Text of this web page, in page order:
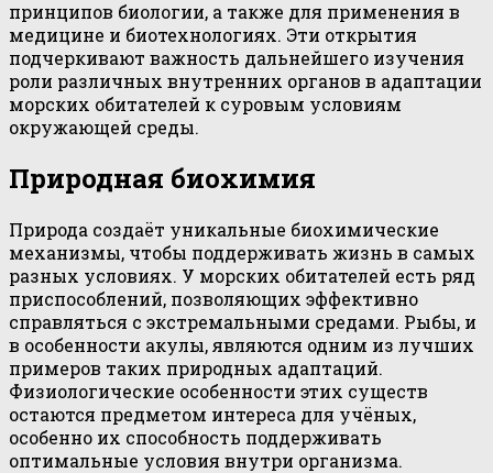
принципов биологии, а также для применения в
медицине и биотехнологиях. Эти открытия
подчеркивают важность дальнейшего изучения
роли различных внутренних органов в адаптации
морских обитателей к суровым условиям
окружающей среды.
Природная биохимия
Природа создаёт уникальные биохимические
механизмы, чтобы поддерживать жизнь в самых
разных условиях. У морских обитателей есть ряд
приспособлений, позволяющих эффективно
справляться с экстремальными средами. Рыбы, и
в особенности акулы, являются одним из лучших
примеров таких природных адаптаций.
Физиологические особенности этих существ
остаются предметом интереса для учёных,
особенно их способность поддерживать
оптимальные условия внутри организма.